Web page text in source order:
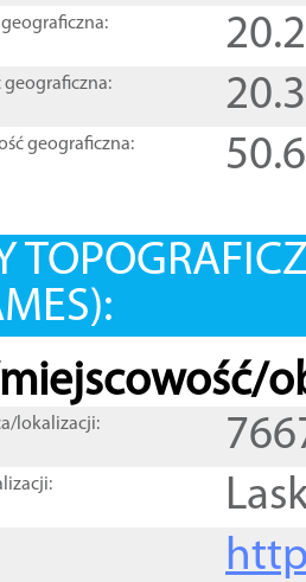
geograficzna:
geograficzna:
lokalizacji: